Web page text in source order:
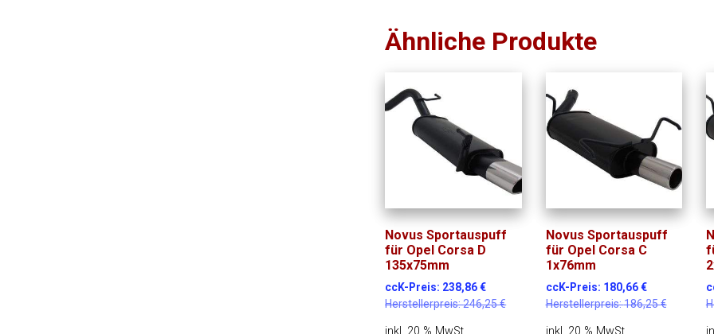
Ähnliche Produkte
Novus Sportauspuff
für Opel Corsa D
135x75mm
ccK-Preis: 238,86€
Herstellerpreis:246,25€
inkl. 20 % MwSt.
Novus Sportauspuff
für Opel Corsa C
1x76mm
ccK-Preis: 180,66€
Herstellerpreis:186,25€
inkl. 20 % MwSt.